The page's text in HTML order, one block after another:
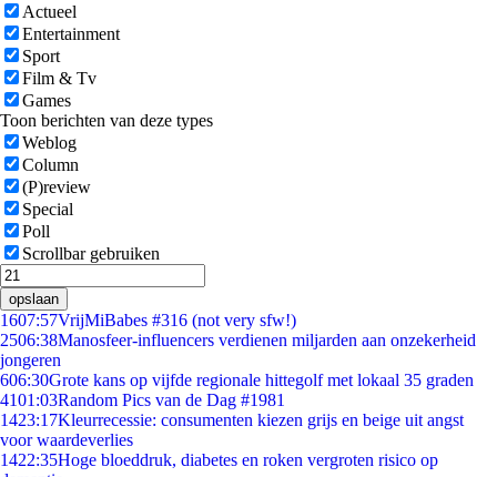
Actueel
Entertainment
Sport
Film & Tv
Games
Toon berichten van deze types
Weblog
Column
(P)review
Special
Poll
Scrollbar gebruiken
opslaan
1607:57VrijMiBabes #316 (not very sfw!)
2506:38Manosfeer-influencers verdienen miljarden aan onzekerheid
jongeren
606:30Grote kans op vijfde regionale hittegolf met lokaal 35 graden
4101:03Random Pics van de Dag #1981
1423:17Kleurrecessie: consumenten kiezen grijs en beige uit angst
voor waardeverlies
1422:35Hoge bloeddruk, diabetes en roken vergroten risico op